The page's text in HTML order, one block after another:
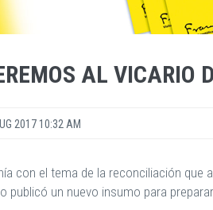
AL VICARIO
2017 10:32 AM
con el tema de la reconciliación que
publicó un nuevo insumo para